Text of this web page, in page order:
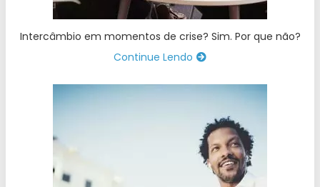
Intercâmbio em momentos de crise? Sim. Por que não?
Continue Lendo